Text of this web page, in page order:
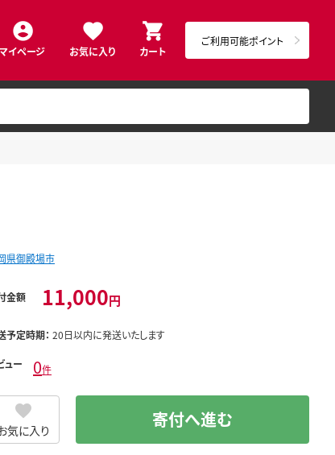
マイページ お気に入り カート
ご利用可能ポイント
県御殿場市
金額 11,000円
予定時期： 20日以内に発送いたします
ュー 0件
気に入り 寄付へ進む